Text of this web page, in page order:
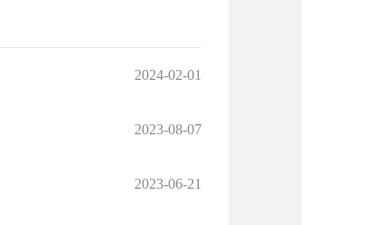
2024-02-01
2023-08-07
2023-06-21